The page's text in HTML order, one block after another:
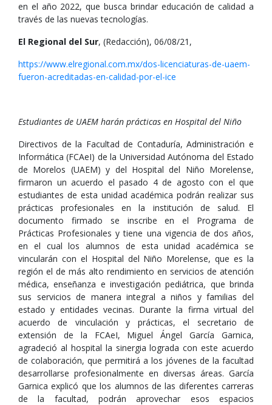
en el año 2022, que busca brindar educación de calidad a
través de las nuevas tecnologías.
El Regional del Sur, (Redacción), 06/08/21,
https://www.elregional.com.mx/dos-licenciaturas-de-uaem-
fueron-acreditadas-en-calidad-por-el-ice
Estudiantes de UAEM harán prácticas en Hospital del Niño
Directivos de la Facultad de Contaduría, Administración e
Informática (FCAeI) de la Universidad Autónoma del Estado
de Morelos (UAEM) y del Hospital del Niño Morelense,
firmaron un acuerdo el pasado 4 de agosto con el que
estudiantes de esta unidad académica podrán realizar sus
prácticas profesionales en la institución de salud. El
documento firmado se inscribe en el Programa de
Prácticas Profesionales y tiene una vigencia de dos años,
en el cual los alumnos de esta unidad académica se
vincularán con el Hospital del Niño Morelense, que es la
región el de más alto rendimiento en servicios de atención
médica, enseñanza e investigación pediátrica, que brinda
sus servicios de manera integral a niños y familias del
estado y entidades vecinas. Durante la firma virtual del
acuerdo de vinculación y prácticas, el secretario de
extensión de la FCAeI, Miguel Ángel García Garnica,
agradeció al hospital la sinergia lograda con este acuerdo
de colaboración, que permitirá a los jóvenes de la facultad
desarrollarse profesionalmente en diversas áreas. García
Garnica explicó que los alumnos de las diferentes carreras
de la facultad, podrán aprovechar esos espacios